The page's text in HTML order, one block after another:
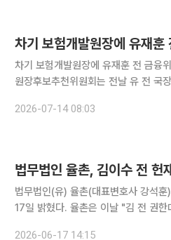
차기 보험개발원장에 유재훈
차기 보험개발원장에 유재훈 전 금융위원회 국장이 내정됐
원장후보추천위원회는 전날 유 전 국장을 차기
서 자본시장조사단장과 혁신기획재
2026-07-14 08:03
법무법인 율촌, 김이수 전 헌
법무법인(유) 율촌(대표변호사 강석
17일 밝혔다. 율촌은 이날 "김 전 권한대행을 고문으로 영입해 헌법재판 및 헌법소원 분야 전문성을
2026-06-17 14:15